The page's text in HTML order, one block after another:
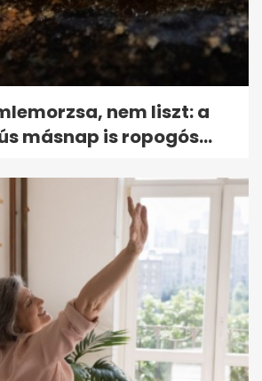
nem liszt: a
másnap is ropogós...